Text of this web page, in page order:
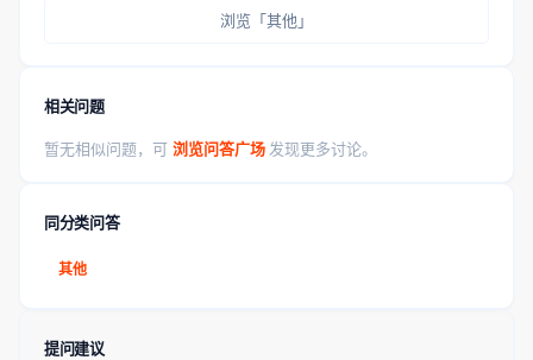
浏览「其他」
相关问题
暂无相似问题，可 浏览问答广场 发现更多讨论。
同分类问答
其他
提问建议